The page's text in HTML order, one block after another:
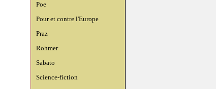
Poe
Pour et contre l'Europe
Praz
Rohmer
Sabato
Science-fiction